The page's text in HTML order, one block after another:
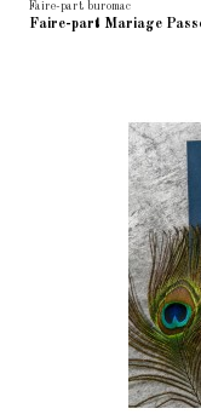
Faire-part buromac
Faire-part Mariage